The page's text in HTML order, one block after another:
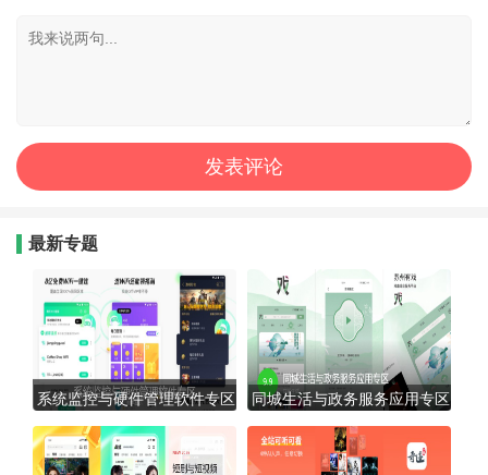
最新专题
系统监控与硬件管理软件专区 同城生活与政务服务应用专区